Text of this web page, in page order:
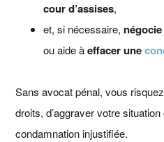
cour d’assises,
et, si nécessaire,
ou aide àeffacer une
Sans avocat pénal, vous
droits, d’aggraver votre
condamnation injustifiée.